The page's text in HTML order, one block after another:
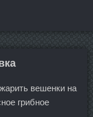
вешенки на
грибное